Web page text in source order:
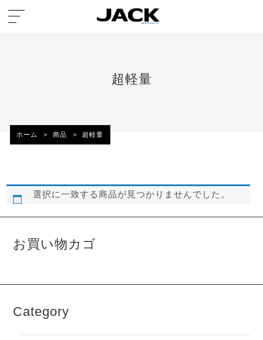
超軽量
ホーム > 商品 > 超軽量
選択に一致する商品が見つかりませんでした。
お買い物カゴ
Category